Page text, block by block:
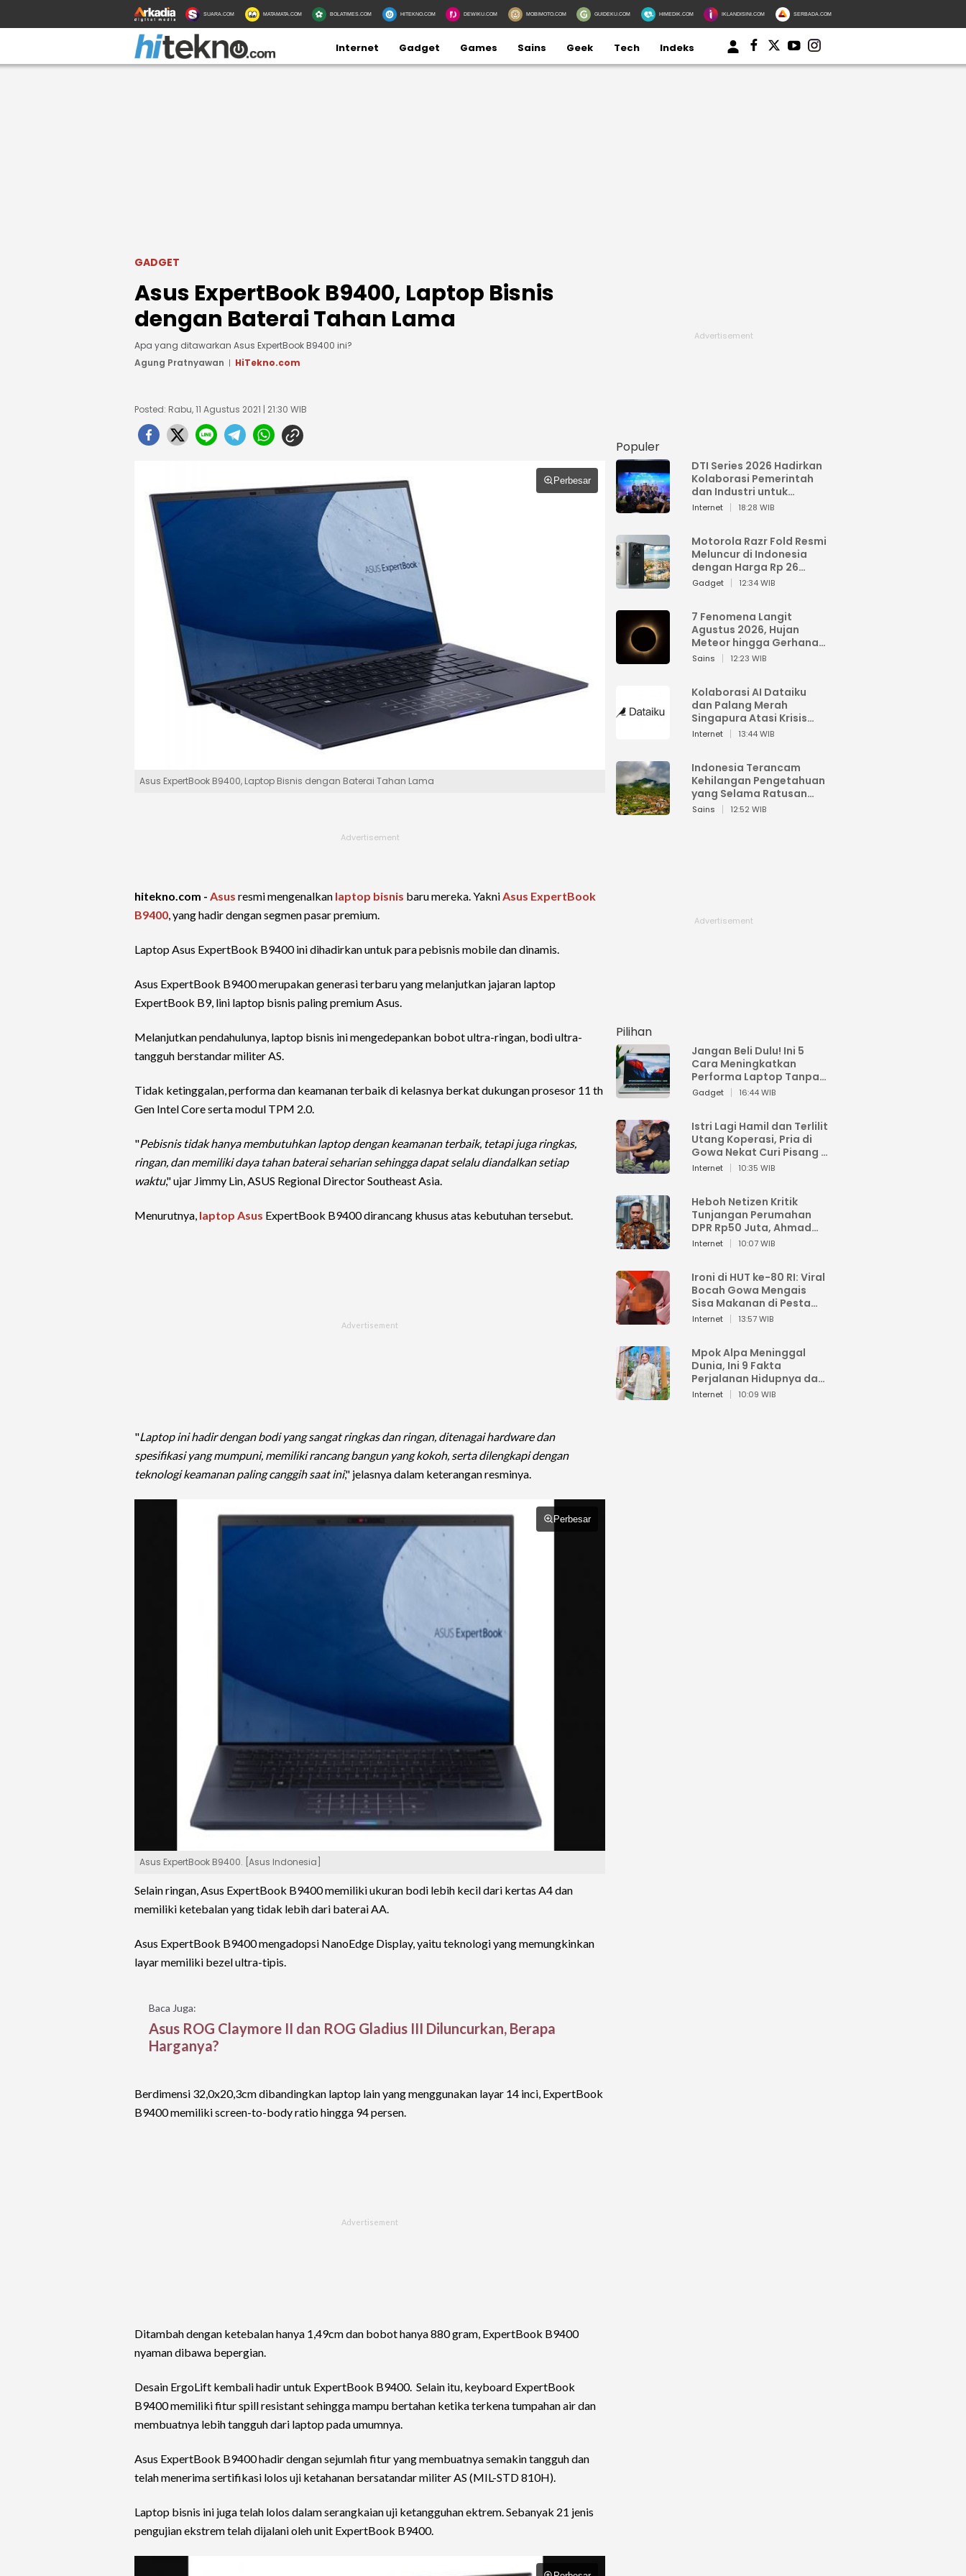
SUARA.COM MATAMATA.COM BOLATIMES.COM HITEKNO.COM DEWIKU.COM MOBIMOTO.COM GUIDEKU.COM HIMEDIK.COM IKLANDISINI.COM SERBADA.COM
Internet Gadget Games Sains Geek Tech Indeks
GADGET
Asus ExpertBook B9400, Laptop Bisnis
dengan Baterai Tahan Lama
Apa yang ditawarkan Asus ExpertBook B9400 ini?
Agung Pratnyawan
HiTekno.com
Posted: Rabu, 11 Agustus 2021 | 21:30 WIB
Perbesar
Asus ExpertBook B9400, Laptop Bisnis dengan Baterai Tahan Lama
hitekno.com - Asus resmi mengenalkan laptop bisnis baru mereka. YakniAsus ExpertBook
B9400, yang hadir dengan segmen pasar premium.
Laptop Asus ExpertBook B9400 ini dihadirkan untuk para pebisnis mobile dan dinamis.
Asus ExpertBook B9400 merupakan generasi terbaru yang melanjutkan jajaran laptop
ExpertBook B9, lini laptop bisnis paling premium Asus.
Melanjutkan pendahulunya, laptop bisnis ini mengedepankan bobot ultra-ringan, bodi ultra-
tangguh berstandar militer AS.
Tidak ketinggalan, performa dan keamanan terbaik di kelasnya berkat dukungan prosesor 11 th
Gen Intel Core serta modul TPM 2.0.
"Pebisnis tidak hanya membutuhkan laptop dengan keamanan terbaik, tetapi juga ringkas,
ringan, dan memiliki daya tahan baterai seharian sehingga dapat selalu diandalkan setiap
waktu," ujar Jimmy Lin, ASUS Regional Director Southeast Asia.
Menurutnya, laptop Asus ExpertBook B9400 dirancang khusus atas kebutuhan tersebut.
"Laptop ini hadir dengan bodi yang sangat ringkas dan ringan, ditenagai hardware dan
spesifikasi yang mumpuni, memiliki rancang bangun yang kokoh, serta dilengkapi dengan
teknologi keamanan paling canggih saat ini," jelasnya dalam keterangan resminya.
Perbesar
Asus ExpertBook B9400. [Asus Indonesia]
Selain ringan, Asus ExpertBook B9400 memiliki ukuran bodi lebih kecil dari kertas A4 dan
memiliki ketebalan yang tidak lebih dari baterai AA.
Asus ExpertBook B9400 mengadopsi NanoEdge Display, yaitu teknologi yang memungkinkan
layar memiliki bezel ultra-tipis.
Baca Juga:
Asus ROG Claymore II dan ROG Gladius III Diluncurkan, Berapa
Harganya?
Berdimensi 32,0x20,3cm dibandingkan laptop lain yang menggunakan layar 14 inci, ExpertBook
B9400 memiliki screen-to-body ratio hingga 94 persen.
Ditambah dengan ketebalan hanya 1,49cm dan bobot hanya 880 gram, ExpertBook B9400
nyaman dibawa bepergian.
Desain ErgoLift kembali hadir untuk ExpertBook B9400. Selain itu, keyboard ExpertBook
B9400 memiliki fitur spill resistant sehingga mampu bertahan ketika terkena tumpahan air dan
membuatnya lebih tangguh dari laptop pada umumnya.
Asus ExpertBook B9400 hadir dengan sejumlah fitur yang membuatnya semakin tangguh dan
telah menerima sertifikasi lolos uji ketahanan bersatandar militer AS (MIL-STD 810H).
Laptop bisnis ini juga telah lolos dalam serangkaian uji ketangguhan ektrem. Sebanyak 21 jenis
pengujian ekstrem telah dijalani oleh unit ExpertBook B9400.
Populer
DTI Series 2026 Hadirkan
Kolaborasi Pemerintah
dan Industri untuk
Percepatan
Internet 18:28 WIB
Motorola Razr Fold Resmi
Meluncur di Indonesia
dengan Harga Rp 26
Jutaan
Gadget 12:34 WIB
7 Fenomena Langit
Agustus 2026, Hujan
Meteor hingga Gerhana
Matahari
Sains 12:23 WIB
Kolaborasi AI Dataiku
dan Palang Merah
Singapura Atasi Krisis
Bencana
Internet 13:44 WIB
Indonesia Terancam
Kehilangan Pengetahuan
yang Selama Ratusan
Tahun Menjaga Alam
Sains 12:52 WIB
Pilihan
Jangan Beli Dulu! Ini 5
Cara Meningkatkan
Performa Laptop Tanpa
Harus Beli Baru
Gadget 16:44 WIB
Istri Lagi Hamil dan Terlilit
Utang Koperasi, Pria di
Gowa Nekat Curi Pisang 4
Tandan Milik Tetangga,
Internet 10:35 WIB
Heboh Netizen Kritik
Tunjangan Perumahan
DPR Rp50 Juta, Ahmad
Sahroni: Enggak Senang
Internet 10:07 WIB
Ironi di HUT ke-80 RI: Viral
Bocah Gowa Mengais
Sisa Makanan di Pesta
Kemerdekaan
Internet 13:57 WIB
Mpok Alpa Meninggal
Dunia, Ini 9 Fakta
Perjalanan Hidupnya dari
Viral hingga Puncak
Internet 10:09 WIB